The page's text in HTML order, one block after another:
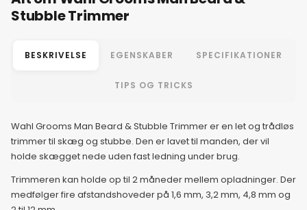
6. juni 2026
7. juni 2026
9. juni 2026
10. juni 2026
Stubble Trimmer
BESKRIVELSE EGENSKABER SPECIFIKATIONER
TIPS OG TRICKS
Wahl Grooms Man Beard & Stubble Trimmer er en let og trådløs
trimmer til skæg og stubbe. Den er lavet til manden, der vil
holde skægget nede uden fast ledning under brug.
Trimmeren kan holde op til 2 måneder mellem opladninger. Der
medfølger fire afstandshoveder på 1,6 mm, 3,2 mm, 4,8 mm og